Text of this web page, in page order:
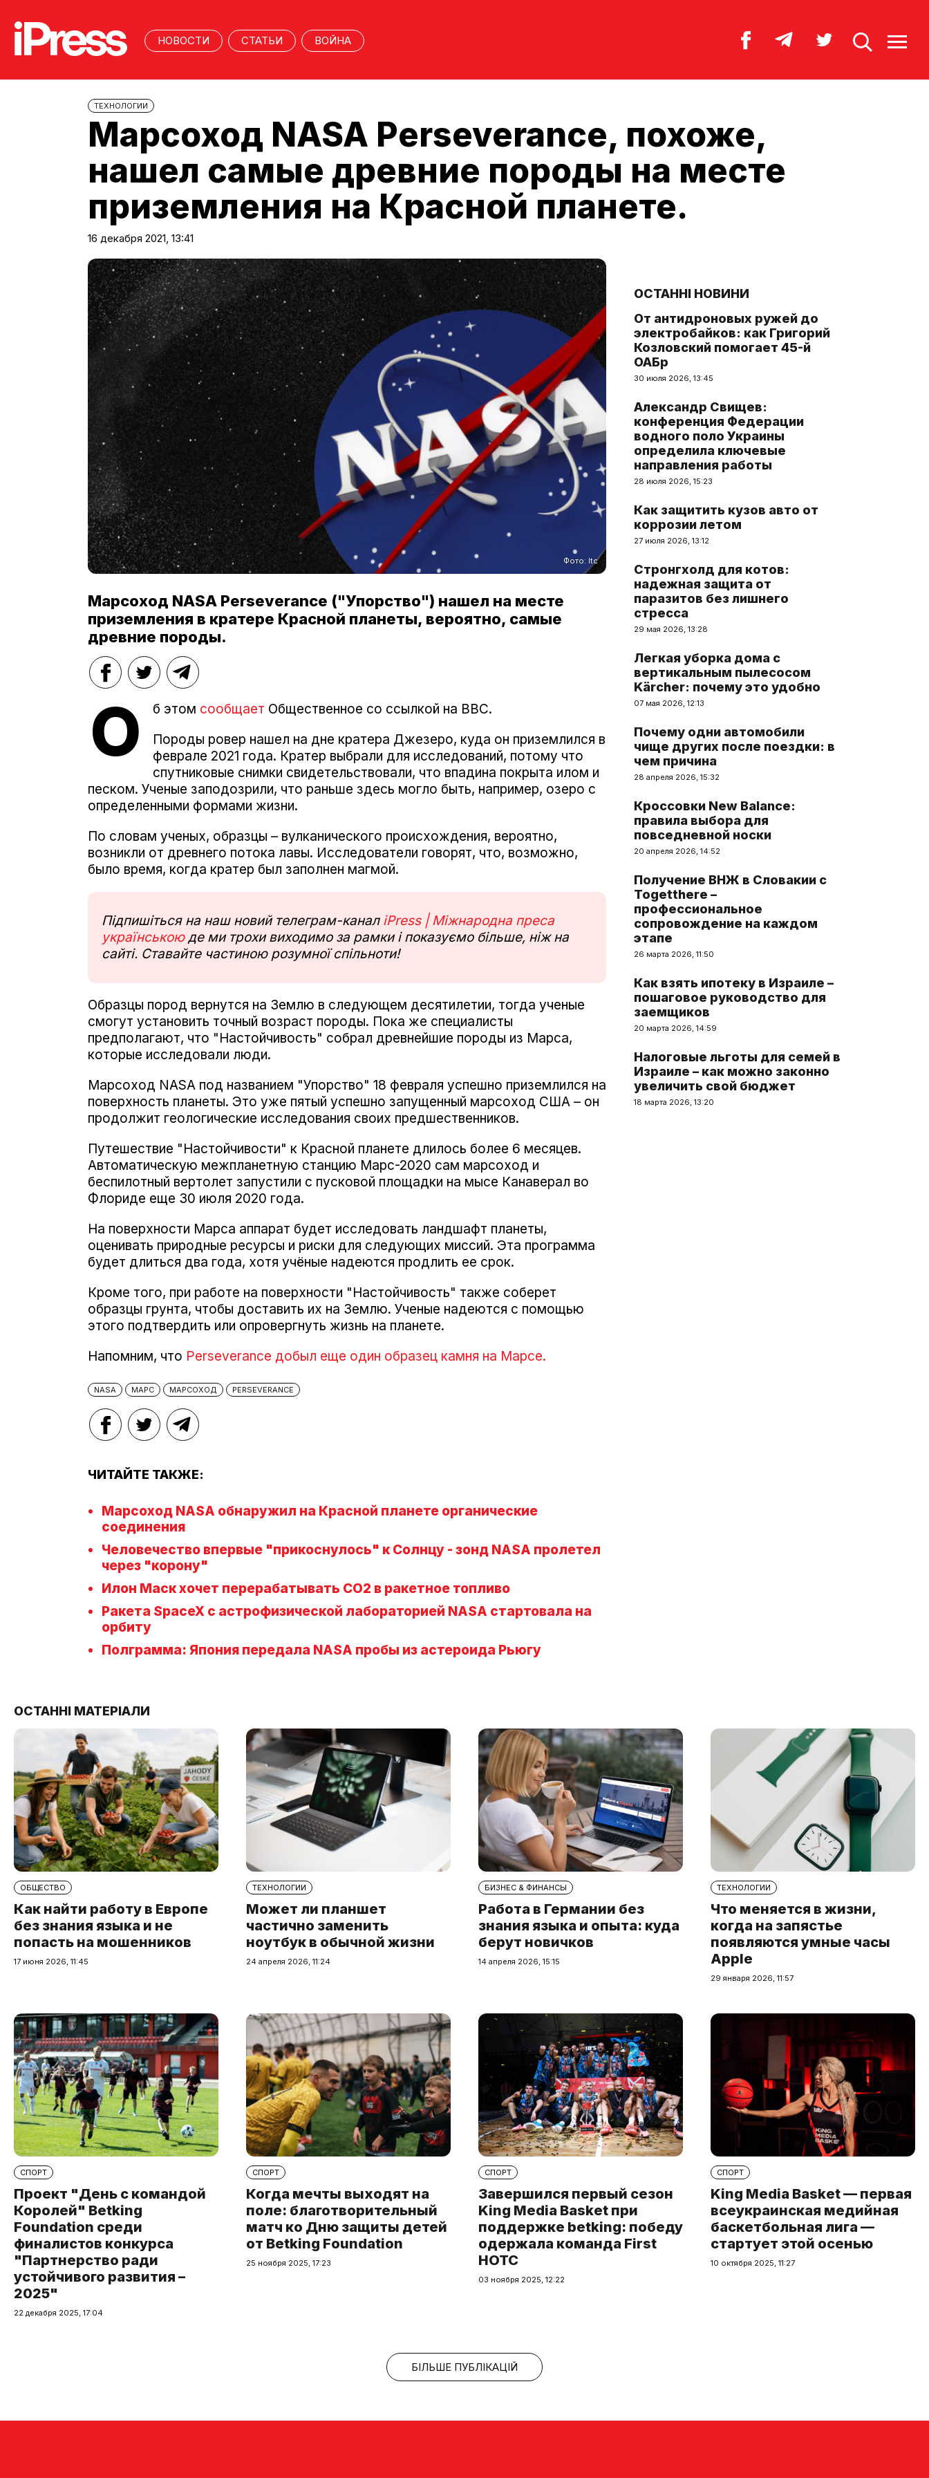
НОВОСТИ СТАТЬИ ВОЙНА
ТЕХНОЛОГИИ
Марсоход NASA Perseverance, похоже,
нашел самые древние породы на месте
приземления на Красной планете.
16 декабря 2021, 13:41
Фото: Itc
Марсоход NASA Perseverance ("Упорство") нашел на месте
приземления в кратере Красной планеты, вероятно, самые
древние породы.
О б этом сообщает Общественное со ссылкой на BBC.
Породы ровер нашел на дне кратера Джезеро, куда он приземлился в
феврале 2021 года. Кратер выбрали для исследований, потому что
спутниковые снимки свидетельствовали, что впадина покрыта илом и
песком. Ученые заподозрили, что раньше здесь могло быть, например, озеро с
определенными формами жизни.
По словам ученых, образцы – вулканического происхождения, вероятно,
возникли от древнего потока лавы. Исследователи говорят, что, возможно,
было время, когда кратер был заполнен магмой.
Підпишіться на наш новий телеграм-канал iPress | Міжнародна преса
українськоюде ми трохи виходимо за рамки і показуємо більше, ніж на
сайті. Ставайте частиною розумної спільноти!
Образцы пород вернутся на Землю в следующем десятилетии, тогда ученые
смогут установить точный возраст породы. Пока же специалисты
предполагают, что "Настойчивость" собрал древнейшие породы из Марса,
которые исследовали люди.
Марсоход NASA под названием "Упорство" 18 февраля успешно приземлился на
поверхность планеты. Это уже пятый успешно запущенный марсоход США – он
продолжит геологические исследования своих предшественников.
Путешествие "Настойчивости" к Красной планете длилось более 6 месяцев.
Автоматическую межпланетную станцию ​​Марс-2020 сам марсоход и
беспилотный вертолет запустили с пусковой площадки на мысе Канаверал во
Флориде еще 30 июля 2020 года.
На поверхности Марса аппарат будет исследовать ландшафт планеты,
оценивать природные ресурсы и риски для следующих миссий. Эта программа
будет длиться два года, хотя учёные надеются продлить ее срок.
Кроме того, при работе на поверхности "Настойчивость" также соберет
образцы грунта, чтобы доставить их на Землю. Ученые надеются с помощью
этого подтвердить или опровергнуть жизнь на планете.
Напомним, что Perseverance добыл еще один образец камня на Марсе.
NASA МАРС МАРСОХОД PERSEVERANCE
ЧИТАЙТЕ ТАКЖЕ:
Марсоход NASA обнаружил на Красной планете органические
соединения
Человечество впервые "прикоснулось" к Солнцу - зонд NASA пролетел
через "корону"
Илон Маск хочет перерабатывать CO2 в ракетное топливо
Ракета SpaceX с астрофизической лабораторией NASA стартовала на
орбиту
Полграмма: Япония передала NASA пробы из астероида Рьюгу
ОСТАННІ НОВИНИ
От антидроновых ружей до
электробайков: как Григорий
Козловский помогает 45-й
ОАБр
30 июля 2026, 13:45
Александр Свищев:
конференция Федерации
водного поло Украины
определила ключевые
направления работы
28 июля 2026, 15:23
Как защитить кузов авто от
коррозии летом
27 июля 2026, 13:12
Стронгхолд для котов:
надежная защита от
паразитов без лишнего
стресса
29 мая 2026, 13:28
Легкая уборка дома с
вертикальным пылесосом
Kärcher: почему это удобно
07 мая 2026, 12:13
Почему одни автомобили
чище других после поездки: в
чем причина
28 апреля 2026, 15:32
Кроссовки New Balance:
правила выбора для
повседневной носки
20 апреля 2026, 14:52
Получение ВНЖ в Словакии с
Togetthere –
профессиональное
сопровождение на каждом
этапе
26 марта 2026, 11:50
Как взять ипотеку в Израиле –
пошаговое руководство для
заемщиков
20 марта 2026, 14:59
Налоговые льготы для семей в
Израиле – как можно законно
увеличить свой бюджет
18 марта 2026, 13:20
ОСТАННІ МАТЕРІАЛИ
ОБЩЕСТВО
Как найти работу в Европе
без знания языка и не
попасть на мошенников
17 июня 2026, 11:45
ТЕХНОЛОГИИ
Может ли планшет
частично заменить
ноутбук в обычной жизни
24 апреля 2026, 11:24
БИЗНЕС & ФИНАНСЫ
Работа в Германии без
знания языка и опыта: куда
берут новичков
14 апреля 2026, 15:15
ТЕХНОЛОГИИ
Что меняется в жизни,
когда на запястье
появляются умные часы
Apple
29 января 2026, 11:57
СПОРТ
Проект "День с командой
Королей" Betking
Foundation среди
финалистов конкурса
"Партнерство ради
устойчивого развития –
2025"
22 декабря 2025, 17:04
СПОРТ
Когда мечты выходят на
поле: благотворительный
матч ко Дню защиты детей
от Betking Foundation
25 ноября 2025, 17:23
СПОРТ
Завершился первый сезон
King Media Basket при
поддержке betking: победу
одержала команда First
HOTC
03 ноября 2025, 12:22
СПОРТ
King Media Basket — первая
всеукраинская медийная
баскетбольная лига —
стартует этой осенью
10 октября 2025, 11:27
БІЛЬШЕ ПУБЛІКАЦІЙ